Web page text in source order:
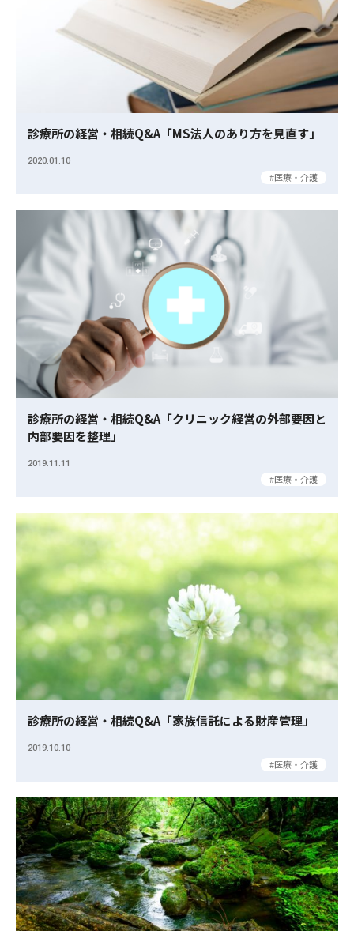
診療所の経営・相続Q&A「MS法人のあり方を見直す」
2020.01.10
医療・介護
診療所の経営・相続Q&A「クリニック経営の外部要因と
内部要因を整理」
2019.11.11
医療・介護
診療所の経営・相続Q&A「家族信託による財産管理」
2019.10.10
医療・介護